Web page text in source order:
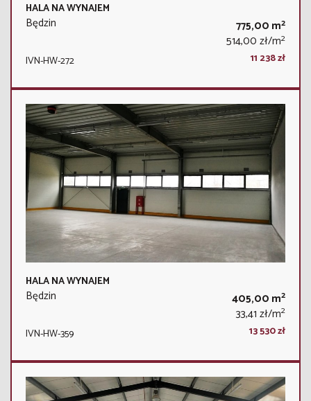
HALA NA WYNAJEM
Będzin 775,00 m2
514,00 zł/m2
IVN-HW-272 11 238 zł
HALA NA WYNAJEM
Będzin 405,00 m2
33,41 zł/m2
IVN-HW-359 13 530 zł